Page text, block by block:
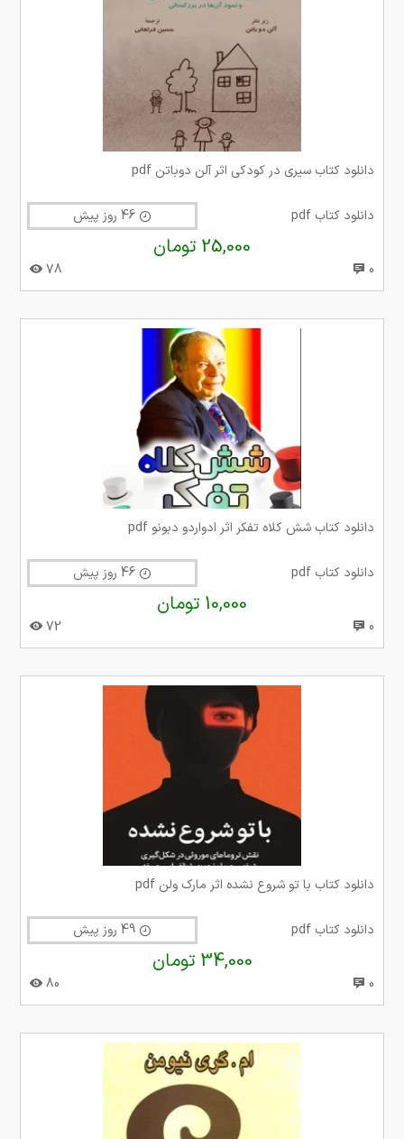
دانلود کتاب سیری در کودکی اثر آلن دوباتن pdf
دانلود کتاب pdf
25,000 تومان
0
78
دانلود کتاب شش کلاه تفکر اثر ادواردو دبونو pdf
دانلود کتاب pdf
10,000 تومان
0
72
دانلود کتاب با تو شروع نشده اثر مارک ولن pdf
دانلود کتاب pdf
34,000 تومان
0
80